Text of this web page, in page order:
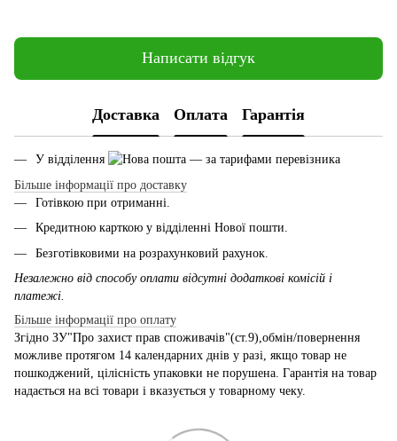
Написати відгук
Доставка Оплата Гарантія
У відділення
— за тарифами перевізника
Більше інформації про доставку
Готівкою при отриманні.
Кредитною карткою у відділенні Нової пошти.
Безготівковими на розрахунковий рахунок.
Незалежно від способу оплати відсутні додаткові комісій і
платежі.
Більше інформації про оплату
Згідно ЗУ"Про захист прав споживачів"(ст.9),обмін/повернення
можливе протягом 14 календарних днів у разі, якщо товар не
пошкоджений, цілісність упаковки не порушена. Гарантія на товар
надається на всі товари і вказується у товарному чеку.